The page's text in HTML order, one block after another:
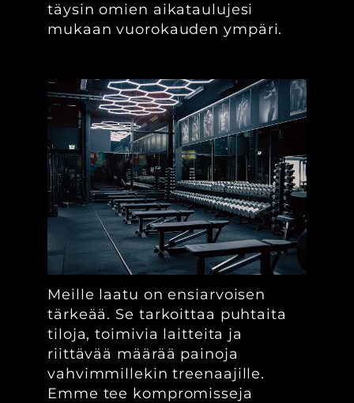
täysin omien aikataulujesi
mukaan vuorokauden ympäri.
Meille laatu on ensiarvoisen
tärkeää. Se tarkoittaa puhtaita
tiloja, toimivia laitteita ja
riittävää määrää painoja
vahvimmillekin treenaajille.
Emme tee kompromisseja